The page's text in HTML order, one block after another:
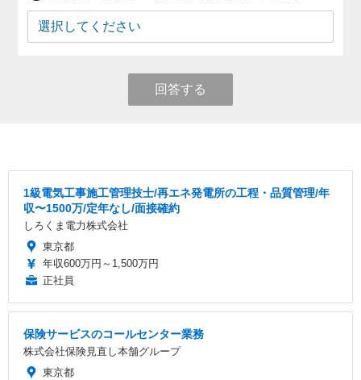
回答する
1級電気工事施工管理技士/再エネ発電所の工程・品質管理/年
収〜1500万/定年なし/面接確約
しろくま電力株式会社
東京都
年収600万円～1,500万円
正社員
保険サービスのコールセンター業務
株式会社保険見直し本舗グループ
東京都